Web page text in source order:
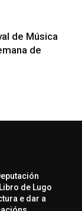
de Música
de
de Lugo
e dar a